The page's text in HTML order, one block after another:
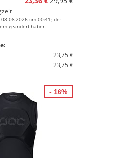
um 00:41; der
geändert haben.
23,75 €
23,75 €
- 16%